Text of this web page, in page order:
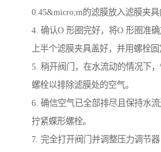
0.45&micro;m的滤膜放入滤膜夹具
4. 确认O 形圈完好，将O 形圈准
上半个滤膜夹具盖好，并用螺栓固
5. 稍开阀门，在水流动的情况下
螺栓以排除滤膜处的空气。
6. 确信空气已全部排尽且保持水
拧紧蝶形螺栓。
7. 完全打开阀门并调整压力调节